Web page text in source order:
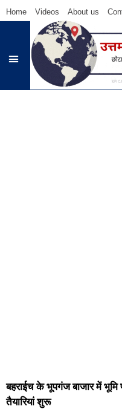
Home Videos About us
बहराईच के भूपगंज बाजार में
तैयारियां शुरू